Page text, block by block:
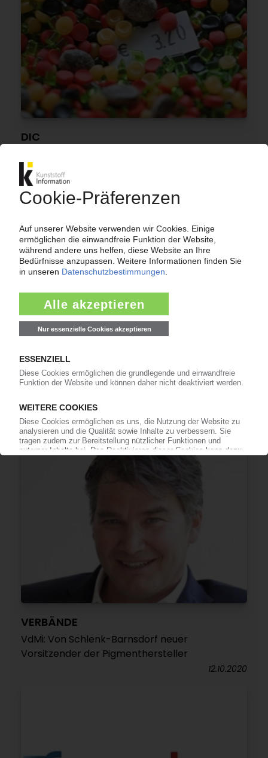
DIC
bringt erstmals Energiekostenzuschlag ins Spiel
SUN CHEMICAL
Preiserhöhung bei Pigmenten
03.02.2022
VERBÄNDE
VdMi: Von Schlenk-Barnsdorf neuer
Vorsitzender der Pigmenthersteller
12.10.2020